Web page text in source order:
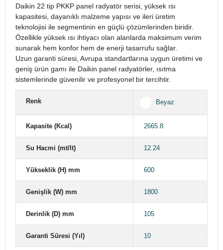
Daikin 22 tip PKKP panel radyatör serisi, yüksek ısı
kapasitesi, dayanıklı malzeme yapısı ve ileri üretim
teknolojisi ile segmentinin en güçlü çözümlerinden biridir.
Özellikle yüksek ısı ihtiyacı olan alanlarda maksimum verim
sunarak hem konfor hem de enerji tasarrufu sağlar.
Uzun garanti süresi, Avrupa standartlarına uygun üretimi ve
geniş ürün gamı ile Daikin panel radyatörler, ısıtma
sistemlerinde güvenilir ve profesyonel bir tercihtir.
Renk Beyaz
Kapasite (Kcal) 2665.8
Su Hacmi (mt/lt) 12.24
Yükseklik (H) mm 600
Genişlik (W) mm 1800
Derinlik (D) mm 105
Garanti Süresi (Yıl) 10